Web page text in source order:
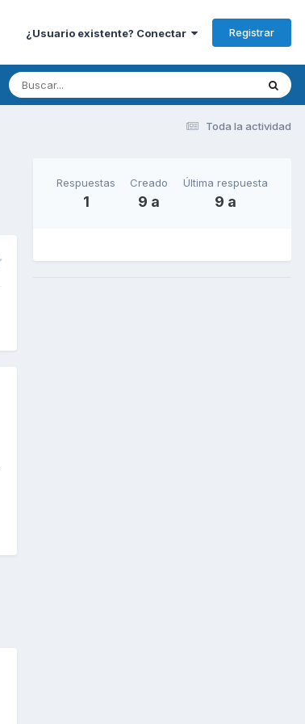
¿Usuario existente? Conectar Registrar
Toda la actividad
Respuestas
1
Creado
9 a
Última respuesta
9 a